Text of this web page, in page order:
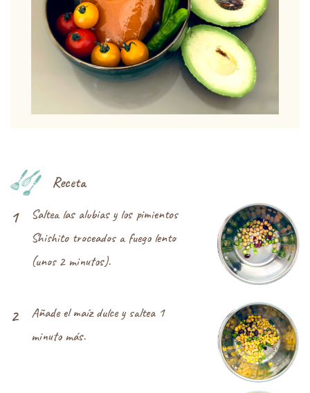
Receta
1
Saltea las alubias y los pimientos
Shishito troceados a fuego lento
(unos 2 minutos).
2
Añade el maíz dulce y saltea 1
minuto más.